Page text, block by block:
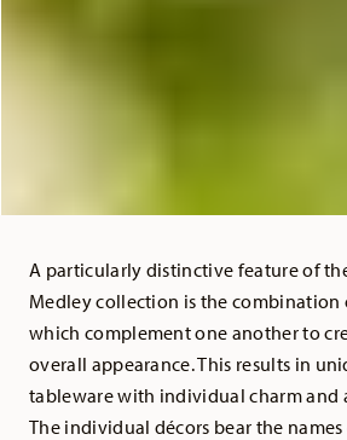
A particularly distinctive feature of
Medley collection is the combination
which complement one another to
overall appearance. This results in
tableware with individual charm and
The individual décors bear the